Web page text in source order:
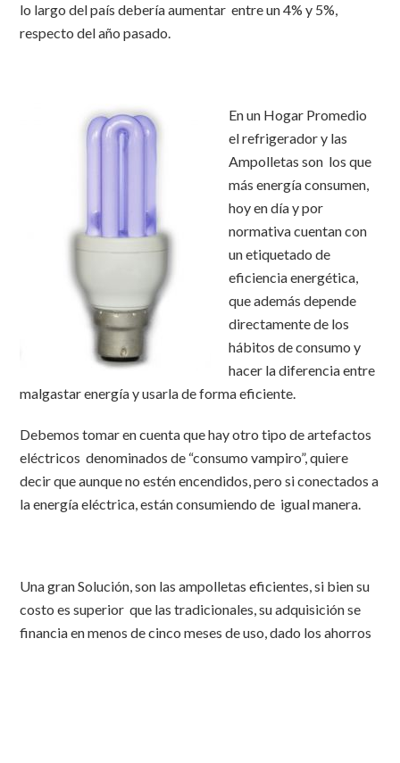
lo largo del país debería aumentar entre un 4% y 5%,
respecto del año pasado.
En un Hogar Promedio
el refrigerador y las
Ampolletas son los que
más energía consumen,
hoy en día y por
normativa cuentan con
un etiquetado de
eficiencia energética,
que además depende
directamente de los
hábitos de consumo y
hacer la diferencia entre
malgastar energía y usarla de forma eficiente.
Debemos tomar en cuenta que hay otro tipo de artefactos
eléctricos denominados de “consumo vampiro”, quiere
decir que aunque no estén encendidos, pero si conectados a
la energía eléctrica, están consumiendo de igual manera.
Una gran Solución, son las ampolletas eficientes, si bien su
costo es superior que las tradicionales, su adquisición se
financia en menos de cinco meses de uso, dado los ahorros